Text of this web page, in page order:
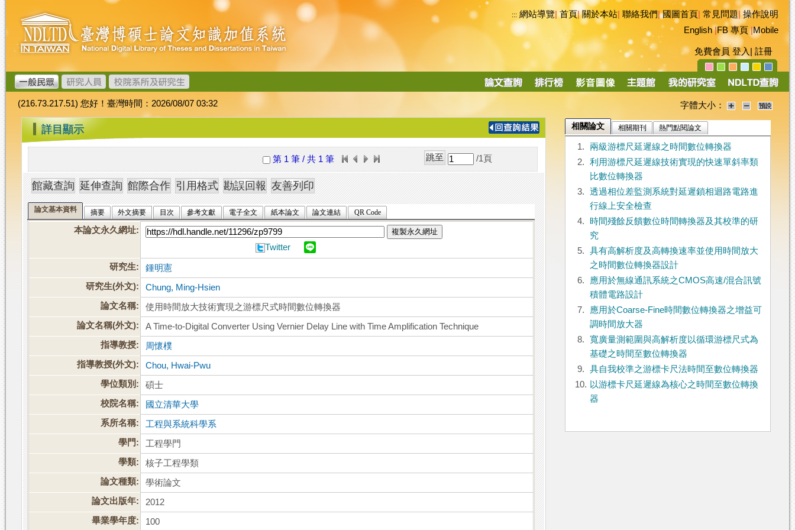
跳
到
主
要
內
容
臺
灣
博
碩
士
論
文
加
值
系
統
::: 網站導覽|首頁|關於本站 聯絡我們|國圖首頁 常見問題|操作說明
English|FB 專頁|Mobile
免費會員 登入 註冊
導
(216.73.217.51) 您好！臺灣時間：2026/08/07 03:32 字體大小：
::: 詳目顯示
第 1 筆 / 共 1 筆 /1 頁
論文基本資料 摘要 外文摘要 目次 參考文獻 電子全文 紙本論文 論文連結 QR Code
本論文永久網址: 複製永久網址
Twitter
研究生:
鍾明憲
研究生(外文):
Chung, Ming-Hsien
論文名稱:
使用時間放大技術實現之游標尺式時間數位轉換器
論文名稱(外文):
A Time-to-Digital Converter Using Vernier Delay Line with Time Amplification Technique
指導教授:
周懷樸
指導教授(外文):
Chou, Hwai-Pwu
學位類別:
碩士
校院名稱:
國立清華大學
系所名稱:
工程與系統科學系
學門:
工程學門
學類:
核子工程學類
論文種類:
學術論文
論文出版年:
2012
畢業學年度:
100
相關論文 相關期刊 熱門點閱論文
1.
兩級游標尺延遲線之時間數位轉換器
2.
利用游標尺延遲線技術實現的快速單斜率類
比數位轉換器
3.
透過相位差監測系統對延遲鎖相迴路電路進
行線上安全檢查
4.
時間殘餘反饋數位時間轉換器及其校準的研
究
5.
具有高解析度及高轉換速率並使用時間放大
之時間數位轉換器設計
6.
應用於無線通訊系統之CMOS高速/混合訊號
積體電路設計
7.
應用於Coarse-Fine時間數位轉換器之增益可
調時間放大器
8.
寬廣量測範圍與高解析度以循環游標尺式為
基礎之時間至數位轉換器
9.
具自我校準之游標卡尺法時間至數位轉換器
10. 以游標卡尺延遲線為核心之時間至數位轉換
器